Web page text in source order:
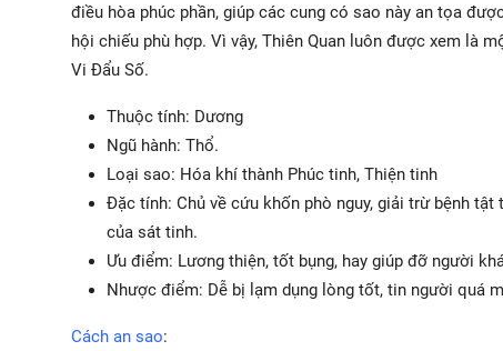
điều hòa phúc phần, giúp các cung có sao này an tọa
hội chiếu phù hợp. Vì vậy, Thiên Quan luôn được xem là
Vi Đẩu Số.
Thuộc tính: Dương
Ngũ hành: Thổ.
Loại sao: Hóa khí thành Phúc tinh, Thiện tinh
Đặc tính: Chủ về cứu khốn phò nguy, giải trừ bệnh
của sát tinh.
Ưu điểm: Lương thiện, tốt bụng, hay giúp đỡ người
Nhược điểm: Dễ bị lạm dụng lòng tốt, tin người quá
Cách an sao: